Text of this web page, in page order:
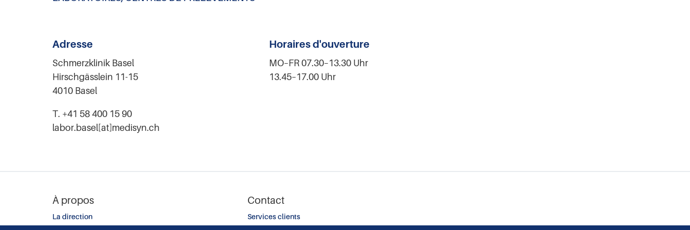
Adresse
Schmerzklinik Basel
Hirschgässlein 11-15
4010 Basel
T. +41 58 400 15 90
labor.basel[at]medisyn.ch
Horaires d'ouverture
MO–FR 07.30–13.30 Uhr
13.45–17.00 Uhr
À propos
La direction
Contact
Services clients